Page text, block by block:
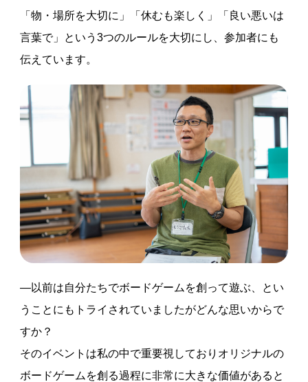
「物・場所を大切に」「休むも楽しく」「良い悪いは
言葉で」という3つのルールを大切にし、参加者にも
伝えています。
―以前は自分たちでボードゲームを創って遊ぶ、とい
うことにもトライされていましたがどんな思いからで
すか？
そのイベントは私の中で重要視しておりオリジナルの
ボードゲームを創る過程に非常に大きな価値があると